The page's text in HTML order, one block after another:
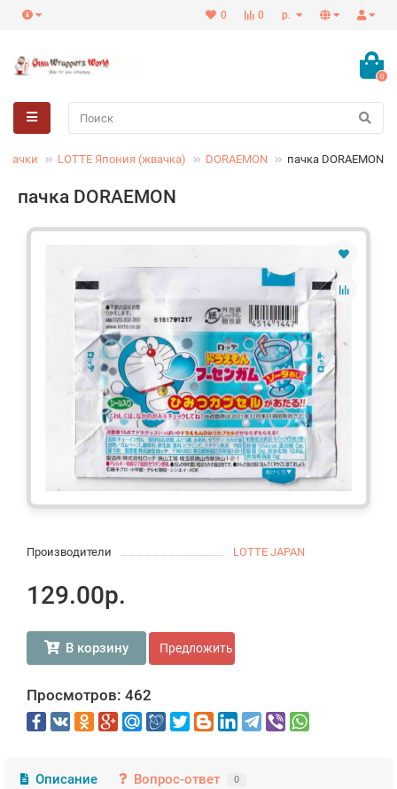
р.
0
0
0
Пачки LOTTE Япония (жвачка) DORAEMON пачка DORAEMON
пачка DORAEMON
Производители LOTTE JAPAN
129.00р.
В корзину Предложить свою цену
Просмотров: 462
Описание Вопрос-ответ 0